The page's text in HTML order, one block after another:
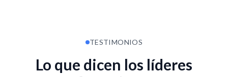
TESTIMONIOS
Lo que dicen los líderes